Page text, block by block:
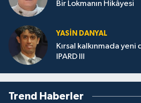
Bir Lokmanın Hikâyesi
YASIN DANYAL
Kırsal kalkınmada yeni
IPARD III
Trend Haberler